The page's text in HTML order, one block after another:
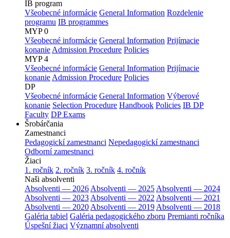
IB program
Všeobecné informácie General Information Rozdelenie
programu IB programmes
MYP 0
Všeobecné informácie General Information Prijímacie
konanie Admission Procedure Policies
MYP 4
Všeobecné informácie General Information Prijímacie
konanie Admission Procedure Policies
DP
Všeobecné informácie General Information Výberové
konanie Selection Procedure Handbook Policies IB DP
Faculty DP Exams
Šrobárčania
Zamestnanci
Pedagogickí zamestnanci Nepedagogickí zamestnanci
Odborní zamestnanci
Žiaci
1. ročník 2. ročník 3. ročník 4. ročník
Naši absolventi
Absolventi — 2026 Absolventi — 2025 Absolventi — 2024
Absolventi — 2023 Absolventi — 2022 Absolventi — 2021
Absolventi — 2020 Absolventi — 2019 Absolventi — 2018
Galéria tabiel Galéria pedagogického zboru Premianti ročníka
Úspešní žiaci Významní absolventi